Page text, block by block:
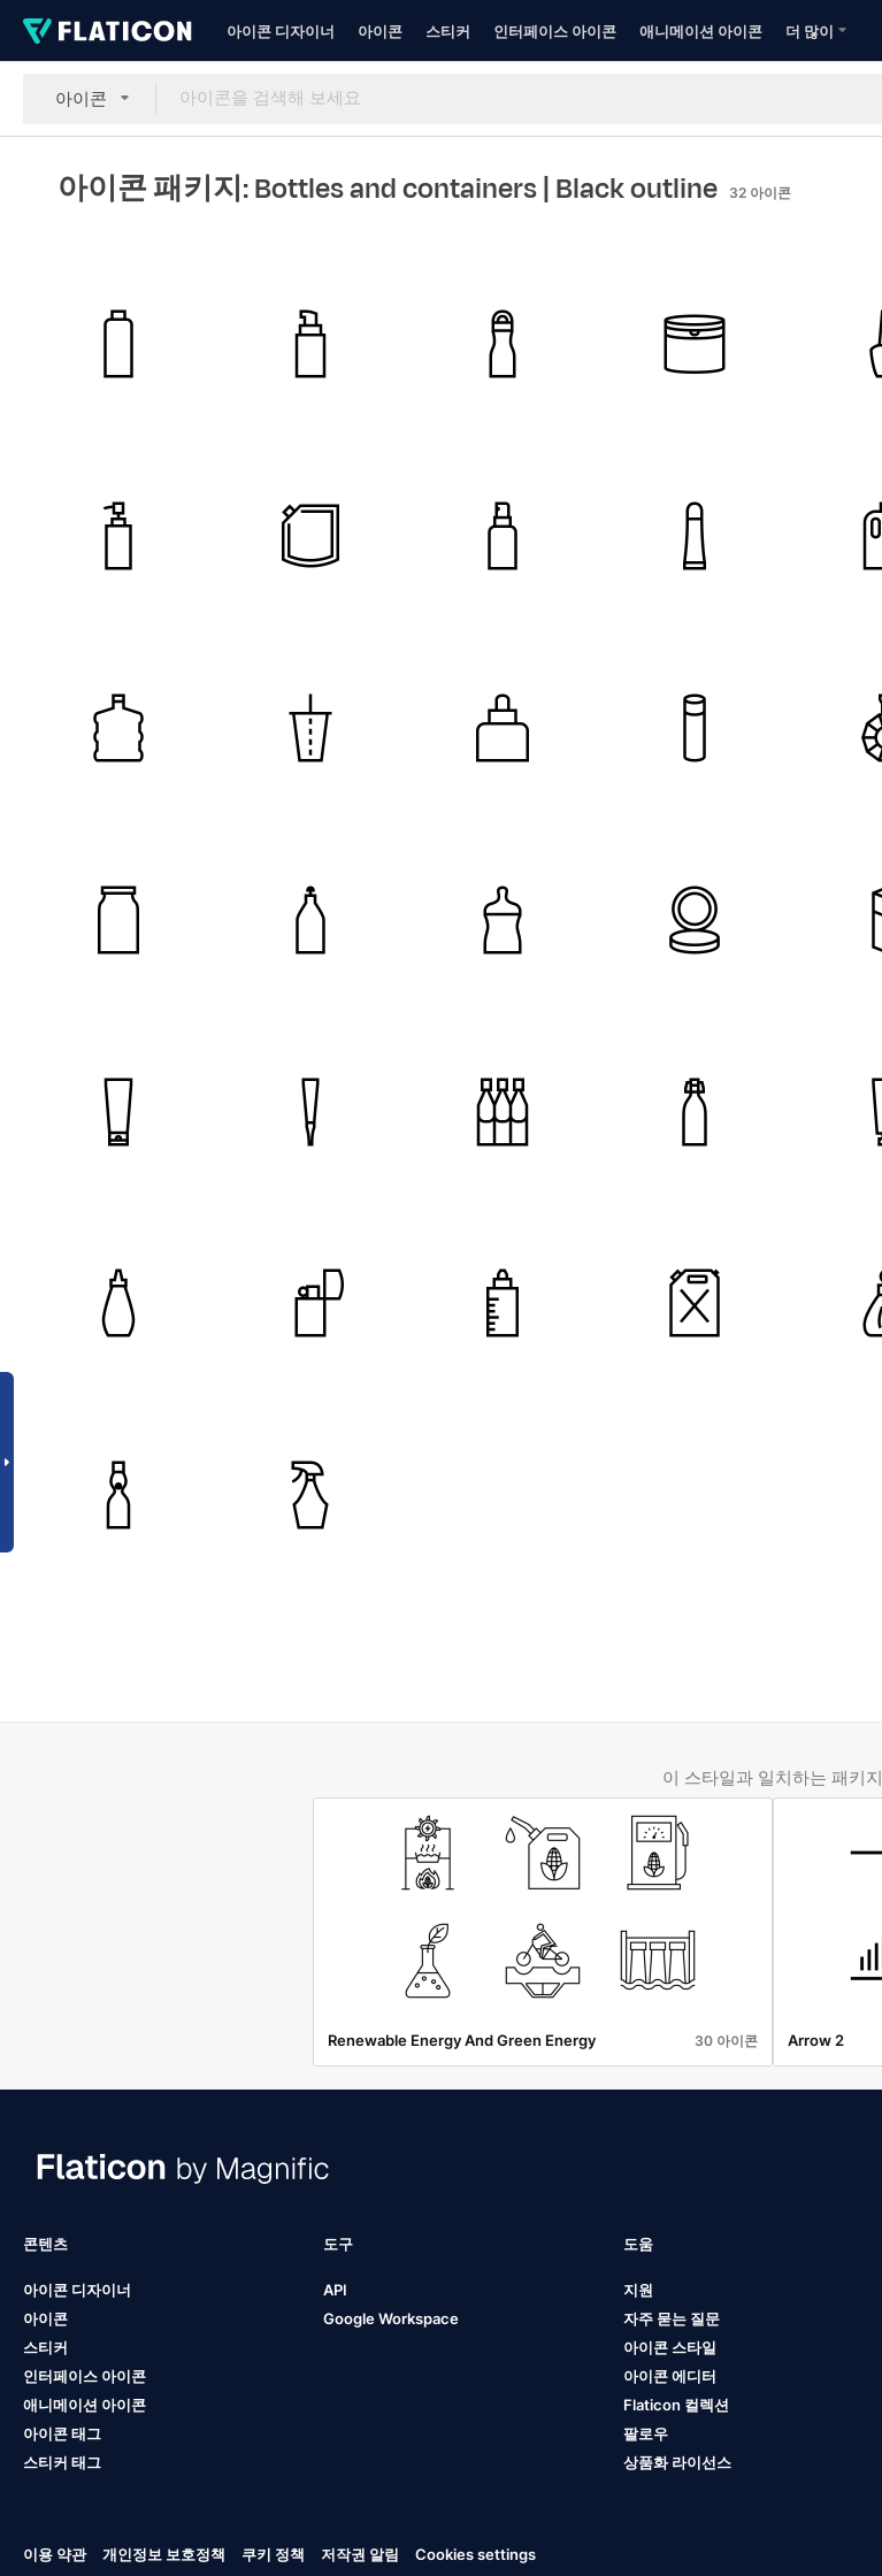
아이콘 디자이너 아이콘 스티커 인터페이스 아이콘 애니메이션 아이콘 더 많이
아이콘
아이콘 패키지: Bottles and containers| Black outline 32 아이콘
이 스타일과 일치하는 패키지
Renewable Energy And Green Energy 30 아이콘 Arrow 2
콘텐츠
아이콘 디자이너
아이콘
스티커
인터페이스 아이콘
애니메이션 아이콘
아이콘 태그
스티커 태그
도구
API
Google Workspace
도움
지원
자주 묻는 질문
아이콘 스타일
아이콘 에디터
Flaticon 컬렉션
팔로우
상품화 라이선스
이용 약관 개인정보 보호정책 쿠키 정책 저작권 알림 Cookies settings